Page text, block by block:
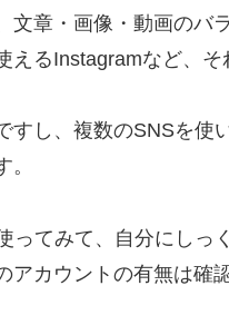
文章・画像・動画のバ
えるInstagramなど、そ
すし、複数のSNSを使
てみて、自分にしっ
カウントの有無は確